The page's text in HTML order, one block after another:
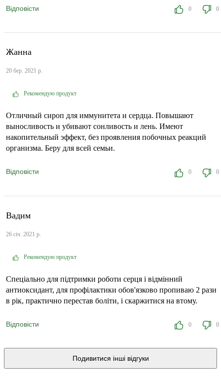
Відповісти 0 0
Жанна
20 бер. 2021 р.
Рекомендую продукт
Отличный сироп для иммунитета и сердца. Повышают
выносливость и убивают сонливость и лень. Имеют
накопительный эффект, без проявления побочных реакций
организма. Беру для всей семьи.
Відповісти 0 0
Вадим
26 січ. 2021 р.
Рекомендую продукт
Спеціально для підтримки роботи серця і відмінний
антиоксидант, для профілактики обов'язково пропиваю 2 рази
в рік, практично перестав боліти, і скаржитися на втому.
Відповісти 0 0
Подивитися інші відгуки